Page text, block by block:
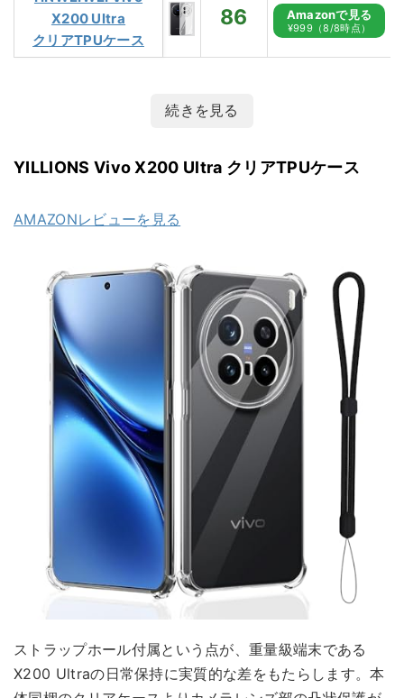
X200 Ultra
クリアTPUケース
86 Amazonで見る
¥999（8/8時点）
続きを見る
YILLIONS Vivo X200 Ultra クリアTPUケース
AMAZONレビューを見る
ストラップホール付属という点が、重量級端末である
X200 Ultraの日常保持に実質的な差をもたらします。本